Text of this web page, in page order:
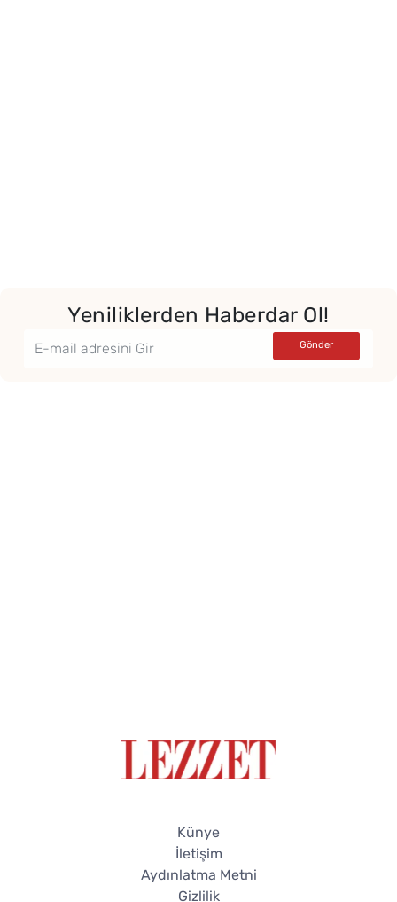
Yeniliklerden Haberdar Ol!
Künye
İletişim
Aydınlatma Metni
Gizlilik